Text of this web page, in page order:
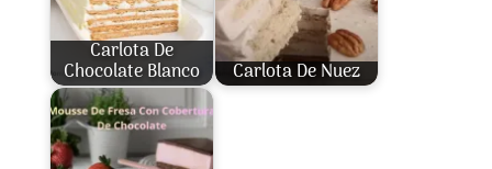
Carlota De
Chocolate Blanco Carlota De Nuez